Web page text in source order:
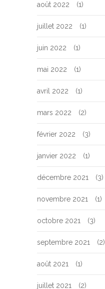
août 2022 (1)
juillet 2022 (1)
juin 2022 (1)
mai 2022 (1)
avril 2022 (1)
mars 2022 (2)
février 2022 (3)
janvier 2022 (1)
décembre 2021 (3)
novembre 2021 (1)
octobre 2021 (3)
septembre 2021 (2)
août 2021 (1)
juillet 2021 (2)